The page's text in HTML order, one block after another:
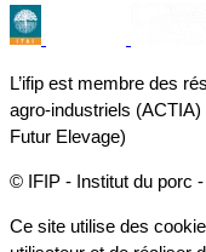
L’ifip est membre des
agro-industriels
Futur Elevage)
© IFIP - Institut du porc
Ce site utilise des